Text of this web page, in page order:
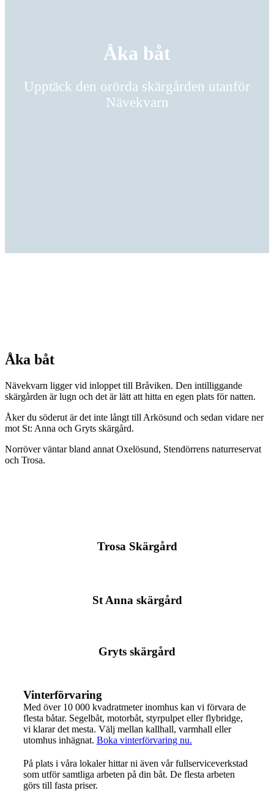
Åka båt
Upptäck den orörda skärgården utanför
Nävekvarn
Åka båt
Nävekvarn ligger vid inloppet till Bråviken. Den intilliggande
skärgården är lugn och det är lätt att hitta en egen plats för natten.
Åker du söderut är det inte långt till Arkösund och sedan vidare ner
mot St: Anna och Gryts skärgård.
Norröver väntar bland annat Oxelösund, Stendörrens naturreservat
och Trosa.
Trosa Skärgård
St Anna skärgård
Gryts skärgård
Vinterförvaring
Med över 10 000 kvadratmeter inomhus kan vi förvara de
flesta båtar. Segelbåt, motorbåt, styrpulpet eller flybridge,
vi klarar det mesta. Välj mellan kallhall, varmhall eller
utomhus inhägnat. Boka vinterförvaring nu.
På plats i våra lokaler hittar ni även vår fullserviceverkstad
som utför samtliga arbeten på din båt. De flesta arbeten
görs till fasta priser.